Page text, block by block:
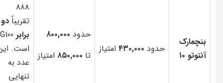
بنچمارک
آنتوتو ۱۰
حدود ۴۳۰,۰۰۰ امتیاز
حدود ۸۰۰,۰۰۰
تا ۸۵۰,۰۰۰ امتیاز
۸۸۸
تقریباً دو
برابر G100
است.
عدد به
تنهایی